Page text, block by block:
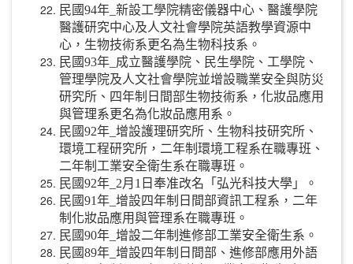
民國94年_新設工學院精密儀器中心、醫護學院
醫護研究中心及人文社會學院英語教學資源中
心，生物技術系更名為生物科技系。
民國93年_成立醫護學院、民生學院、工學院、
管理學院及人文社會學院並增設職業安全與防災
研究所、四年制日間部生物技術系，化妝品應用
與管理系更名為化妝品應用系。
民國92年_增設護理研究所、生物科技研究所、
環境工程研究所，二年制環境工程系在職專班、
二年制工業安全衛生系在職專班。
民國92年_2月1日奉准改名「弘光科技大學」。
民國91年_增設四年制日間部資訊工程系，二年
制化妝品應用與管理系在職專班。
民國90年_增設二年制進修部工業安全衛生系。
民國89年_增設四年制日間部、進修部應用外語